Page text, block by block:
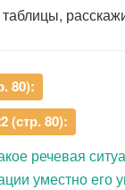
80):
(стр. 80):
речевая
уместно его